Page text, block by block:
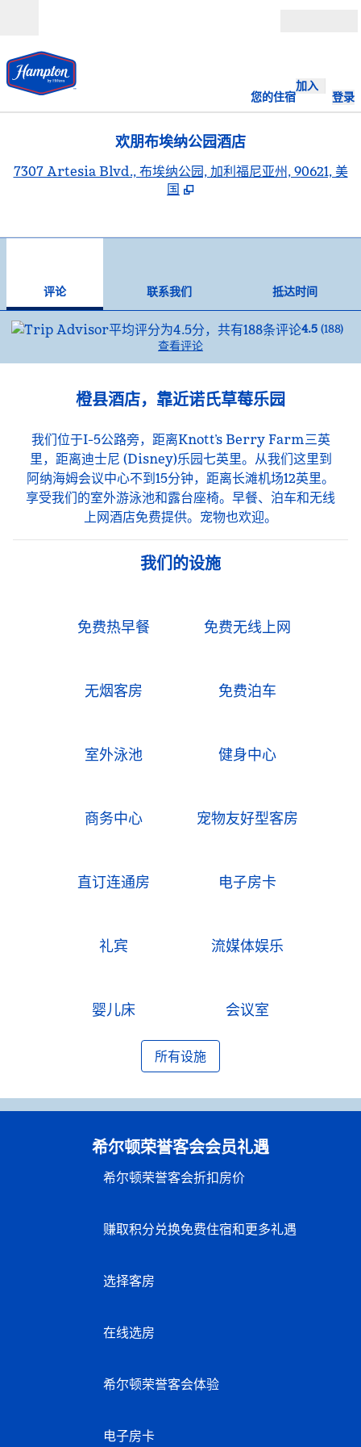
您的住宿
加入
登录
欢朋布埃纳公园酒店
7307 Artesia Blvd., 布埃纳公园, 加利福尼亚州, 90621, 美
国
,
评论 联系我们
抵达时间
4.5 (188)
查看评论
橙县酒店，靠近诺氏草莓乐园
我们位于I-5公路旁，距离Knott’s Berry Farm三英
里，距离迪士尼 (Disney)乐园七英里。从我们这里到
阿纳海姆会议中心不到15分钟，距离长滩机场12英里。
享受我们的室外游泳池和露台座椅。早餐、泊车和无线
上网酒店免费提供。宠物也欢迎。
我们的设施
免费热早餐 免费无线上网
无烟客房 免费泊车
室外泳池 健身中心
商务中心 宠物友好型客房
直订连通房 电子房卡
礼宾 流媒体娱乐
婴儿床 会议室
所有设施
希尔顿荣誉客会会员礼遇
希尔顿荣誉客会折扣房价
赚取积分兑换免费住宿和更多礼遇
选择客房
在线选房
希尔顿荣誉客会体验
电子房卡